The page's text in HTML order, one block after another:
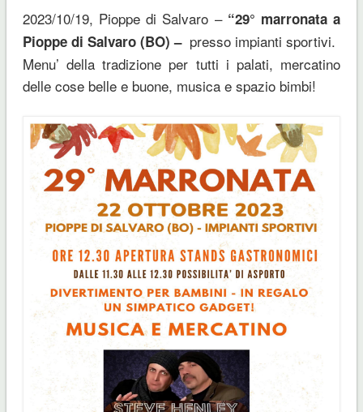
2023/10/19, Pioppe di Salvaro – “29° marronata a
Pioppe di Salvaro (BO) – presso impianti sportivi.
Menu’ della tradizione per tutti i palati, mercatino
delle cose belle e buone, musica e spazio bimbi!